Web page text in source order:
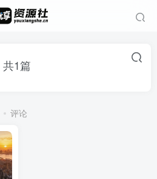
共1篇
评论